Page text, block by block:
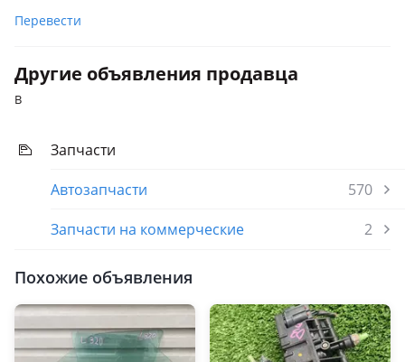
2022 2 поколение рестайлинг (L494)
Перевести
Другие объявления продавца
B
Запчасти
Автозапчасти
570
Запчасти на коммерческие
2
Похожие объявления